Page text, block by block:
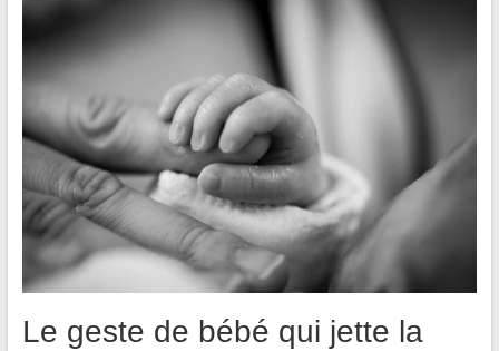
Le geste de bébé qui jette la